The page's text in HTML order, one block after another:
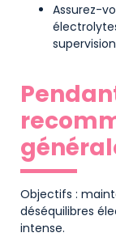
Assurez-
Objectifs :
déséquilibres
intense.